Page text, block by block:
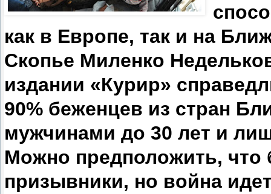
как в Европе, так и на
Скопье Миленко
издании «Курир»
90% беженцев из стран
мужчинами до 30 лет и
Можно предположить, что
призывники, но война